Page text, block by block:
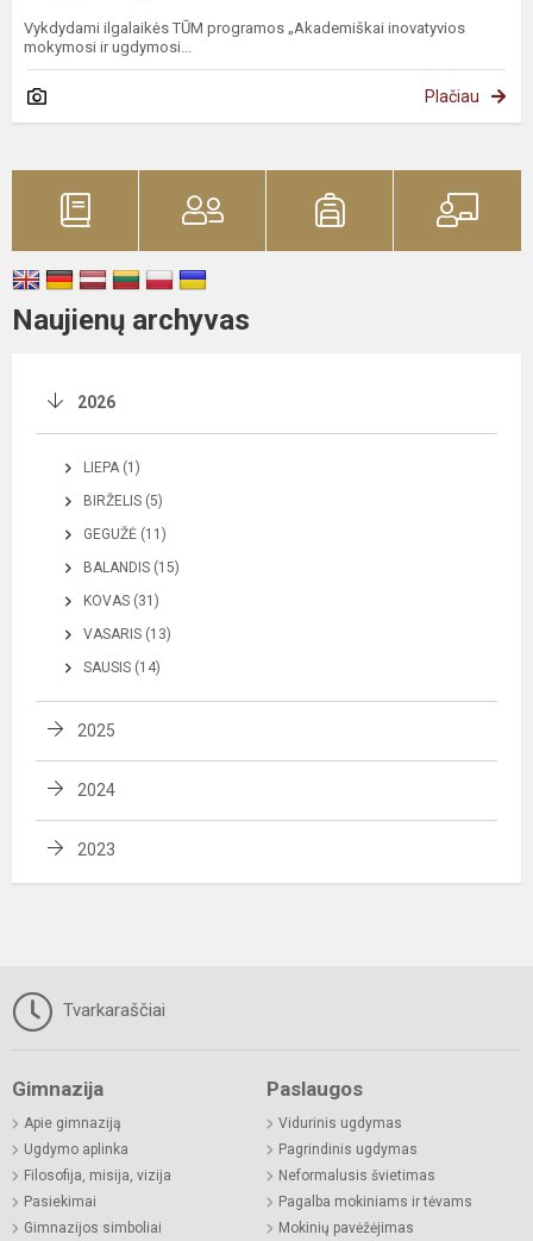
Vykdydami ilgalaikės TŪM programos „Akademiškai inovatyvios
mokymosi ir ugdymosi...
Plačiau
Naujienų archyvas
2026
LIEPA (1)
BIRŽELIS (5)
GEGUŽĖ (11)
BALANDIS (15)
KOVAS (31)
VASARIS (13)
SAUSIS (14)
2025
2024
2023
Tvarkaraščiai
Gimnazija
Apie gimnaziją
Ugdymo aplinka
Filosofija, misija, vizija
Pasiekimai
Gimnazijos simboliai
Paslaugos
Vidurinis ugdymas
Pagrindinis ugdymas
Neformalusis švietimas
Pagalba mokiniams ir tėvams
Mokinių pavėžėjimas